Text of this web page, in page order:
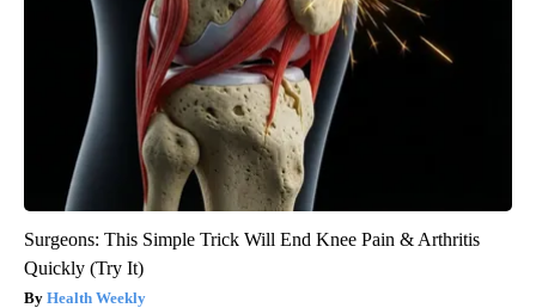
Surgeons: This Simple Trick Will End Knee Pain & Arthritis
Quickly (Try It)
Health Weekly